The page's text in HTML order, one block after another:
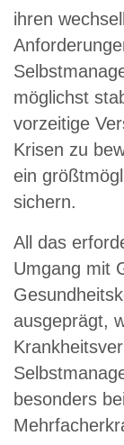
ihren
möglichst
vorzeitige
Krisen zu
ein
sichern.
All das
Umgang mit
ausgeprägt,
besonders